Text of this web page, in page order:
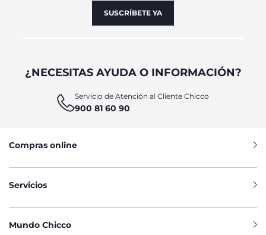
SUSCRÍBETE YA
¿NECESITAS AYUDA O INFORMACIÓN?
Servicio de Atención al Cliente Chicco
900 81 60 90
Compras online
Servicios
Mundo Chicco